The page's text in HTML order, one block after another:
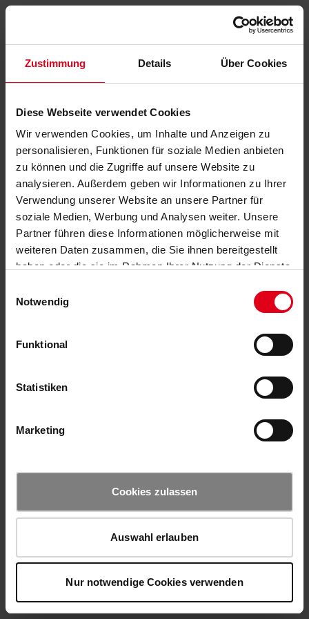
Zustimmung Details Über Cookies
Diese Webseite verwendet Cookies
Wir verwenden Cookies, um Inhalte und Anzeigen zu
personalisieren, Funktionen für soziale Medien anbieten
zu können und die Zugriffe auf unsere Website zu
analysieren. Außerdem geben wir Informationen zu Ihrer
Verwendung unserer Website an unsere Partner für
soziale Medien, Werbung und Analysen weiter. Unsere
Partner führen diese Informationen möglicherweise mit
weiteren Daten zusammen, die Sie ihnen bereitgestellt
haben oder die sie im Rahmen Ihrer Nutzung der Dienste
Notwendig
Funktional
Statistiken
Marketing
Cookies zulassen
Auswahl erlauben
Nur notwendige Cookies verwenden